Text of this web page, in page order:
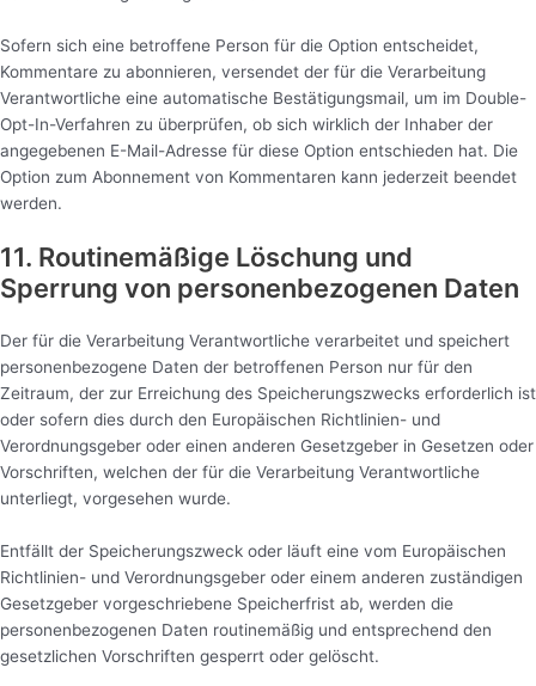
Sofern sich eine betroffene Person für die Option entscheidet,
Kommentare zu abonnieren, versendet der für die Verarbeitung
Verantwortliche eine automatische Bestätigungsmail, um im Double-
Opt-In-Verfahren zu überprüfen, ob sich wirklich der Inhaber der
angegebenen E-Mail-Adresse für diese Option entschieden hat. Die
Option zum Abonnement von Kommentaren kann jederzeit beendet
werden.
11. Routinemäßige Löschung und
Sperrung von personenbezogenen Daten
Der für die Verarbeitung Verantwortliche verarbeitet und speichert
personenbezogene Daten der betroffenen Person nur für den
Zeitraum, der zur Erreichung des Speicherungszwecks erforderlich ist
oder sofern dies durch den Europäischen Richtlinien- und
Verordnungsgeber oder einen anderen Gesetzgeber in Gesetzen oder
Vorschriften, welchen der für die Verarbeitung Verantwortliche
unterliegt, vorgesehen wurde.
Entfällt der Speicherungszweck oder läuft eine vom Europäischen
Richtlinien- und Verordnungsgeber oder einem anderen zuständigen
Gesetzgeber vorgeschriebene Speicherfrist ab, werden die
personenbezogenen Daten routinemäßig und entsprechend den
gesetzlichen Vorschriften gesperrt oder gelöscht.